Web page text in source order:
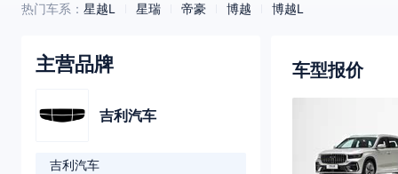
热门车系： 星越L 星瑞 帝豪 博越 博越L
主营品牌
吉利汽车
吉利汽车
车型报价